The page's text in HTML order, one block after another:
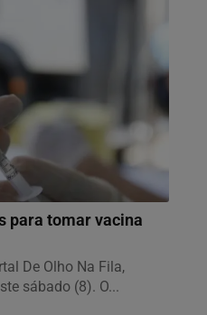
para tomar vacina
De Olho Na Fila,
sábado (8). O...